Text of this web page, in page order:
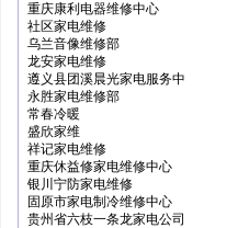
重庆康利电器维修中心
社区家电维修
乌兰音像维修部
龙安家电维修
遵义县团溪晨光家电服务中
永胜家电维修部
常春冷暖
盛欣家维
祥记家电维修
重庆休益修家电维修中心
银川宁防家电维修
固原市家电制冷维修中心
贵州省六枝一条龙家电公司